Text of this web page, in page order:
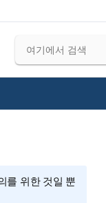
를 위한 것일 뿐